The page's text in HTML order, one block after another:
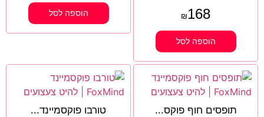
₪168
הוספה לסל
הוספה לסל
תופסים חוף פוקס... טורבו פוקסמיינד...